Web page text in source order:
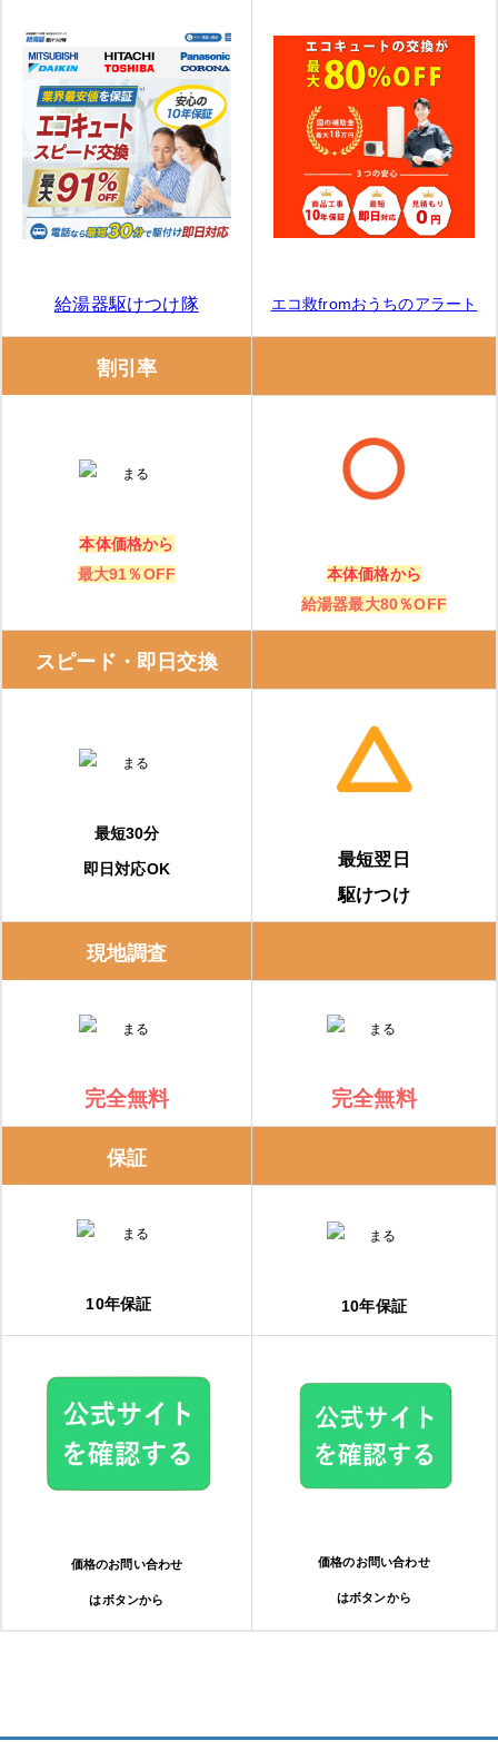
給湯器駆けつけ隊 エコ救fromおうちのアラート
割引率
本体価格から
最大91％OFF
本体価格から
給湯器最大80％OFF
スピード・即日交換
最短30分
即日対応OK
最短翌日
駆けつけ
現地調査
完全無料 完全無料
保証
10年保証 10年保証
価格のお問い合わせ
はボタンから
価格のお問い合わせ
はボタンから